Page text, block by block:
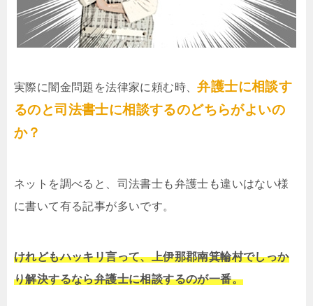
実際に闇金問題を法律家に頼む時、弁護士に相談す
るのと司法書士に相談するのどちらがよいの
か？
ネットを調べると、司法書士も弁護士も違いはない様
に書いて有る記事が多いです。
けれどもハッキリ言って、上伊那郡南箕輪村でしっか
り解決するなら弁護士に相談するのが一番。